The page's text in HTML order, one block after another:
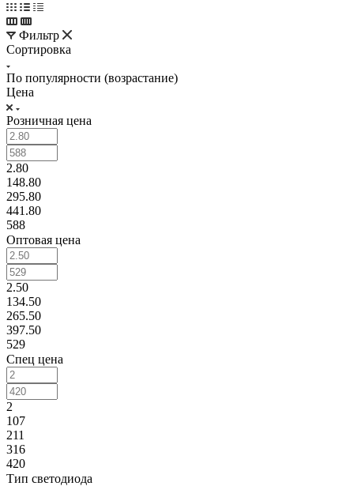
Фильтр
Сортировка
По популярности (возрастание)
Цена
Розничная цена
2.80
148.80
295.80
441.80
588
Оптовая цена
2.50
134.50
265.50
397.50
529
Спец цена
2
107
211
316
420
Тип светодиода